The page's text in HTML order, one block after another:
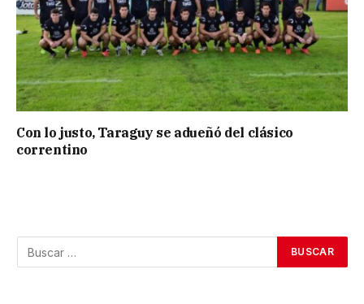
Con lo justo, Taraguy se adueñó del clásico
correntino